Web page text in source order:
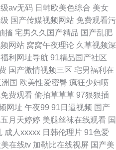
av无码 日韩欧美色综合 美女
国产传媒视频网站 免费观看污
搐 宅男久久国产精品 国产乱肥
网站 窝窝午夜理论 久草视频深
利网址导航 91精品国产社区
国产激情视频三区 宅男福利在
国 欧美性爱密臀 疯狂少妇喷
费观看 偷拍草草草 97狠狠插
网址 午夜99 91日逼视频 国产
月天婷婷 美腿丝袜在线观看 国
成人xxxxx 日韩伦理片 91色爱
在线tv 加勒比在线视屏 国产美